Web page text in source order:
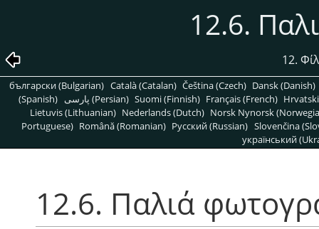
12.6.
12.
български (Bulgarian) Català (Catalan) Čeština (Czech) Dansk (Danish)
(Spanish)
پارسی (Persian) Suomi (Finnish) Français (French)
Lietuvis (Lithuanian) Nederlands (Dutch) Norsk Nynorsk
Portuguese) Română (Romanian) Pусский (Russian) Slovenčina
український
12.6. Παλιά